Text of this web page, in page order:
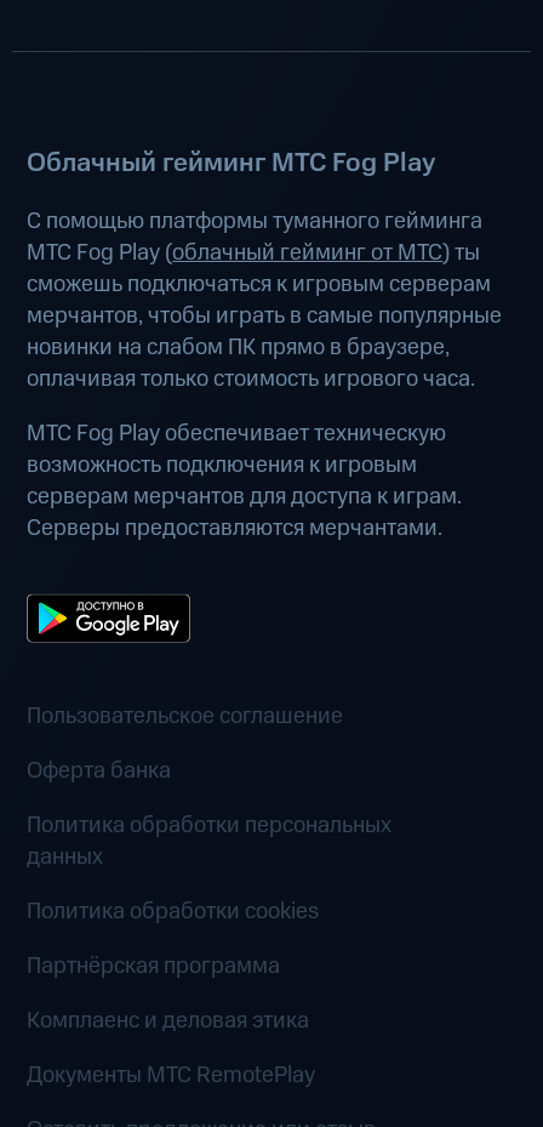
Облачный гейминг МТС Fog Play
С помощью платформы туманного гейминга
МТС Fog Play (облачный гейминг от МТС) ты
сможешь подключаться к игровым серверам
мерчантов, чтобы играть в самые популярные
новинки на слабом ПК прямо в браузере,
оплачивая только стоимость игрового часа.
МТС Fog Play обеспечивает техническую
возможность подключения к игровым
серверам мерчантов для доступа к играм.
Серверы предоставляются мерчантами.
Пользовательское соглашение
Оферта банка
Политика обработки персональных
данных
Политика обработки cookies
Партнёрская программа
Комплаенс и деловая этика
Документы MTC RemotePlay